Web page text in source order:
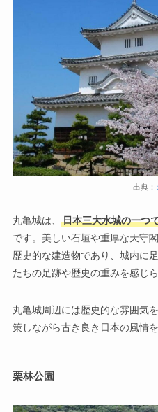
出典：
丸亀城は、
日本三大水城の一つ
です。美しい石垣や重厚な天守
歴史的な建造物であり、城内に
たちの足跡や歴史の重みを感じら
丸亀城周辺には歴史的な雰囲気
策しながら古き良き日本の風情を
栗林公園